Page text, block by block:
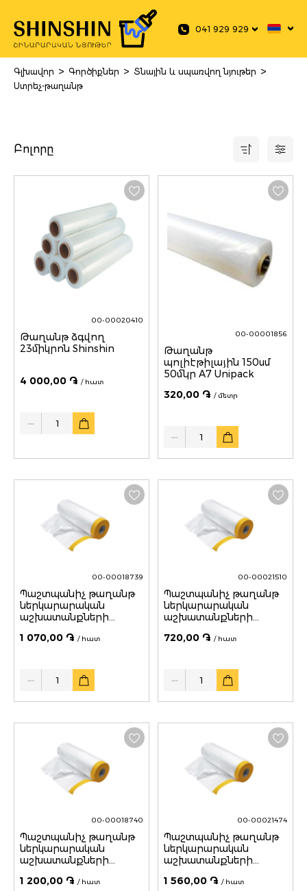
041 929 929
Գլխավոր > Գործիքներ > Տնային և սպառվող նյութեր >
Ստրեչ-թաղանթ
Բոլորը
00-00020410
Թաղանթ ձգվող
23միկրոն Shinshin
4 000,00 ֏ / հատ
Quantity
00-00001856
Թաղանթ
պոլիէթիլային 150սմ
50մկր A7 Unipack
320,00 ֏ / մետր
00-00018739
Պաշտպանիչ թաղանթ
ներկարարական
աշխատանքների
Vertex
1 070,00 ֏ / հատ
00-00021510
Պաշտպանիչ թաղանթ
ներկարարական
աշխատանքների
720,00 ֏ / հատ
00-00018740
Պաշտպանիչ թաղանթ
ներկարարական
աշխատանքների
Vertex
1 200,00 ֏ / հատ
00-00021474
Պաշտպանիչ թաղանթ
ներկարարական
աշխատանքների
1 560,00 ֏ / հատ